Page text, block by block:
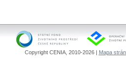
Copyright CENIA, 2010-2026 | Mapa